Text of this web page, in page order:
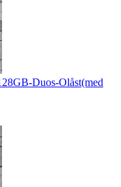
Duos-Olåst(med